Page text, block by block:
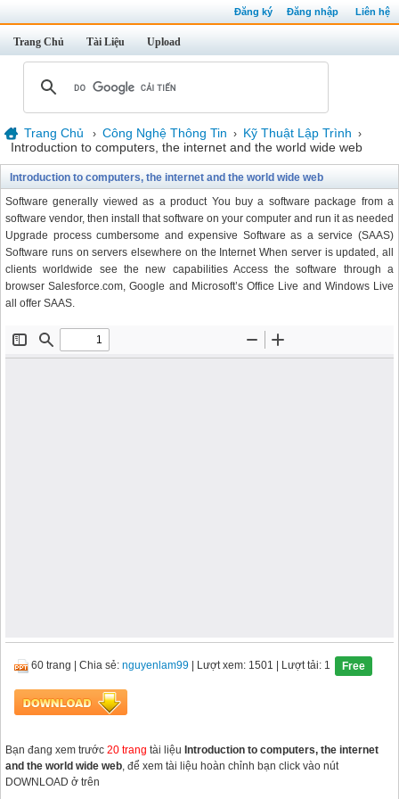
Đăng ký Đăng nhập Liên hệ
Trang Chủ Tài Liệu Upload
Trang Chủ › Công Nghệ Thông Tin › Kỹ Thuật Lập Trình ›
Introduction to computers, the internet and the world wide web
Introduction to computers, the internet and the world wide web
Software generally viewed as a product You buy a software package from a
software vendor, then install that software on your computer and run it as needed
Upgrade process cumbersome and expensive Software as a service (SAAS)
Software runs on servers elsewhere on the Internet When server is updated, all
clients worldwide see the new capabilities Access the software through a
browser Salesforce.com, Google and Microsoft’s Office Live and Windows Live
all offer SAAS.
60 trang Chia sẻ: nguyenlam99 | Lượt xem: 1501 | Lượt tải: 1 Free
Bạn đang xem trước 20 trang tài liệu Introduction to computers, the internet
and the world wide web, để xem tài liệu hoàn chỉnh bạn click vào nút
DOWNLOAD ở trên